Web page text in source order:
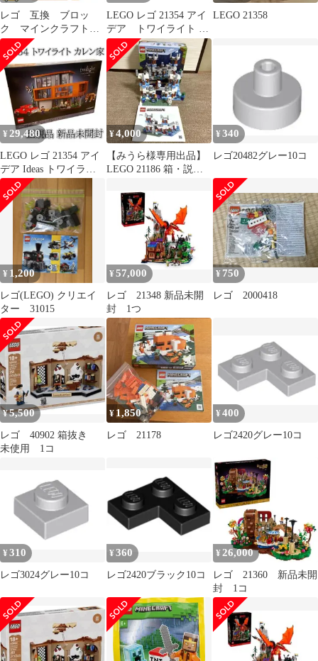
レゴ 互換 ブロッ
ク マインクラフト
坑道 ４００ピース
バケツ テーブル付き
LEGO レゴ 21354 アイ
デア トワイライト カ
レン家 一部抜き 新
品
LEGO 21358
¥ 29,480
LEGO レゴ 21354 アイ
デア Ideas トワイライ
ト カレン家
¥4,000
【みうら様専用出品】
LEGO 21186 箱・説明
¥340
レゴ20482グレー10コ
¥ 1,200
レゴ(LEGO) クリエイ
ター 31015
¥57,000
レゴ 21348 新品未開
封 1つ
¥ 750
レゴ 2000418
¥5,500
レゴ 40902 箱抜き
未使用 1コ
¥ 1,850
レゴ 21178
¥400
レゴ2420グレー10コ
¥310
レゴ3024グレー10コ
¥360
レゴ2420ブラック10コ
¥ 26,000
レゴ 21360 新品未開
封 1コ